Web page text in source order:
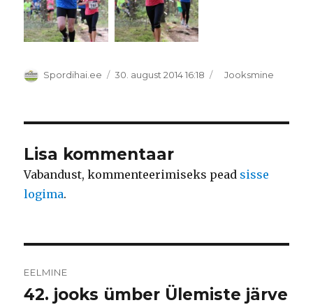
Autor
Spordihai.ee Postitatud
30. august 2014 16:18 Rubriigid
Jooksmine
Lisa kommentaar
Vabandust, kommenteerimiseks pead sisse
logima.
EELMINE
Eelmine
42. jooks ümber Ülemiste järve